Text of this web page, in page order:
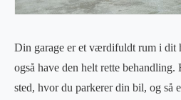
Din garage er et værdifuldt rum i dit
også have den helt rette behandling.
sted, hvor du parkerer din bil, og så